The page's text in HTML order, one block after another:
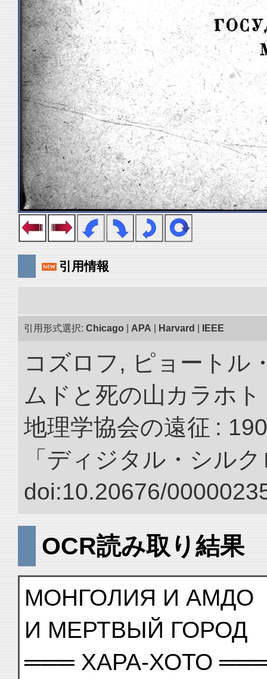
引用情報
引用形式選択: Chicago APA Harvard IEEE
コズロフ, ピョートル
ムドと死の山カラホ
地理学協会の遠征 :
「ディジタル・シル
doi:10.20676/
OCR読み取り結果
МОНГОЛИЯ И АМДО
И МЕРТВЫЙ ГОРОД
═══ ХАРА-ХОТО